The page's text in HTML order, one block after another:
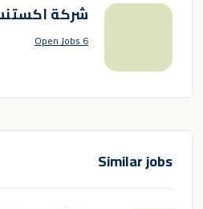
شركة
6 Open Jobs
Similar jobs